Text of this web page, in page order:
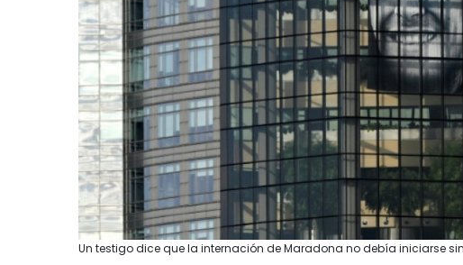
Un testigo dice que la internación de Maradona no debía iniciarse